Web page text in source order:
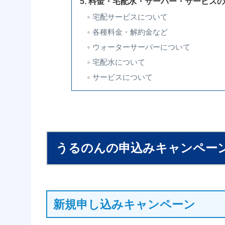
宅配サービスについて
各種料金・解約金など
ウォーターサーバーについて
宅配水について
サービスについて
うるのんの申込みキャンペー
新規申し込みキャンペーン